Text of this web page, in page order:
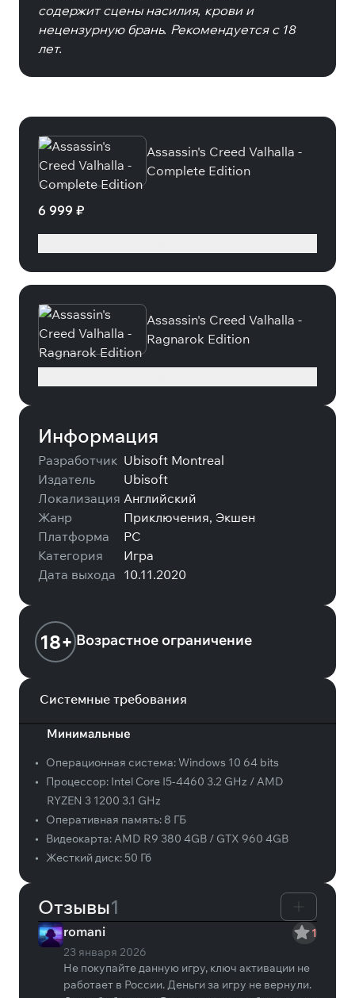
содержит сцены насилия, крови и
нецензурную брань. Рекомендуется с 18
лет.
Assassin's Creed Valhalla -
Complete Edition
6 999 ₽
Assassin's Creed Valhalla -
Ragnarok Edition
Информация
Разработчик Ubisoft Montreal
Издатель
Ubisoft
Локализация Английский
Жанр
Приключения, Экшен
Платформа
PC
Категория
Игра
Дата выхода 10.11.2020
18+ Возрастное ограничение
Системные требования
Минимальные
• Операционная система:Windows 10 64 bits
•
Процессор: Intel Core I5-4460 3.2 GHz / AMD
RYZEN 3 1200 3.1 GHz
•
Оперативная память: 8 ГБ
•
Видеокарта:AMD R9 380 4GB / GTX 960 4GB
•
Жесткий диск: 50 Гб
Отзывы1
romani
1
23 января 2026
Не покупайте данную игру, ключ активации не
работает в России. Деньги за игру не вернули.